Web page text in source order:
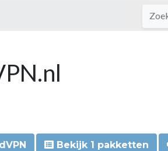
Bekijk 1 pakketten